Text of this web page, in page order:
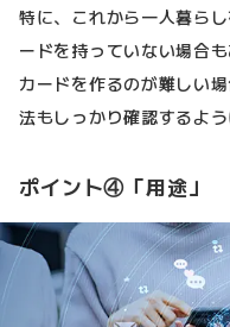
特に、これから一人暮ら
ードを持っていない場合
カードを作るのが難しい
法もしっかり確認するよう
ポイント④「用途」